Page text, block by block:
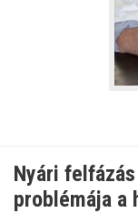
Nyári
problémája a